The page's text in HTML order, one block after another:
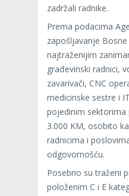
zadržali radnike.
Prema podacima
zapošljavanje
najtraženijim
građevinski radnici,
zavarivači, CNC
medicinske sestre i
pojedinim sektorima
3.000 KM, osobito
radnicima i
odgovornošću.
Posebno su traženi
položenim C i E